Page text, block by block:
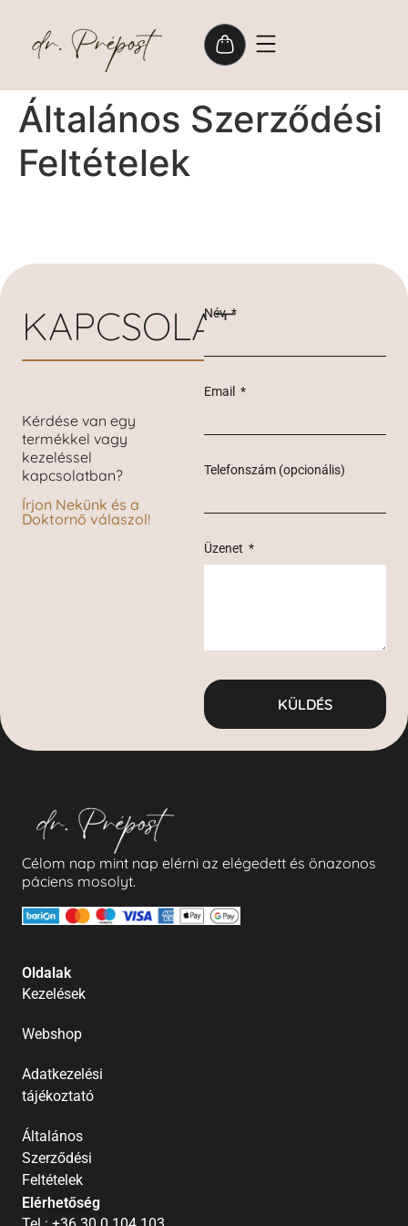
Általános Szerződési
Feltételek
KAPCSOLAT
Kérdése van egy
termékkel vagy
kezeléssel
kapcsolatban?
Írjon Nekünk és a
Doktornő válaszol!
Név
Email
Telefonszám (opcionális)
Üzenet
KÜLDÉS
Célom nap mint nap elérni az elégedett és önazonos
páciens mosolyt.
Oldalak
Kezelések
Webshop
Adatkezelési
tájékoztató
Általános
Szerződési
Feltételek
Elérhetőség